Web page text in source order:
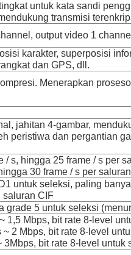
untuk kata sandi
transmisi
output video 1
karakter, superposisi
dan GPS, dll.
Menerapkan
jahitan 4-gambar,
peristiwa dan pergantian
/ s, hingga 25 frame / s per
30 frame / s per saluran
untuk seleksi, paling
saluran CIF
grade 5 untuk seleksi
1,5 Mbps, bit rate 8-level
~ 2 Mbps, bit rate 8-level
3Mbps, bit rate 8-level untuk